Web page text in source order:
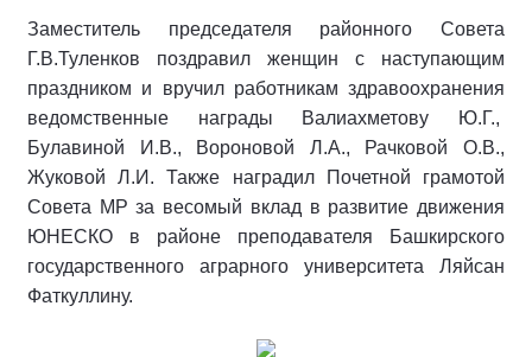
Заместитель председателя районного Совета
Г.В.Туленков поздравил женщин с наступающим
праздником и вручил работникам здравоохранения
ведомственные награды Валиахметову Ю.Г.,
Булавиной И.В., Вороновой Л.А., Рачковой О.В.,
Жуковой Л.И. Также наградил Почетной грамотой
Совета МР за весомый вклад в развитие движения
ЮНЕСКО в районе преподавателя Башкирского
государственного аграрного университета Ляйсан
Фаткуллину.